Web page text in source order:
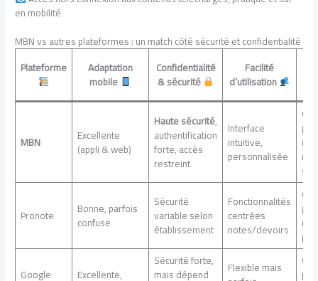
en mobilité
MBN vs autres plateformes : un match côté sécurité et confidentialité
Plateforme
Adaptation
mobile
Confidentialité
& sécurité
Facilité
d’utilisation
MBN Excellente
(appli & web)
Haute sécurité,
authentification
forte, accès
restreint
Interface
intuitive,
personnalisée
Pronote Bonne, parfois
confuse
Sécurité
variable selon
établissement
Fonctionnalités
centrées
notes/devoirs
Google Excellente,
Sécurité forte,
mais dépend Flexible mais